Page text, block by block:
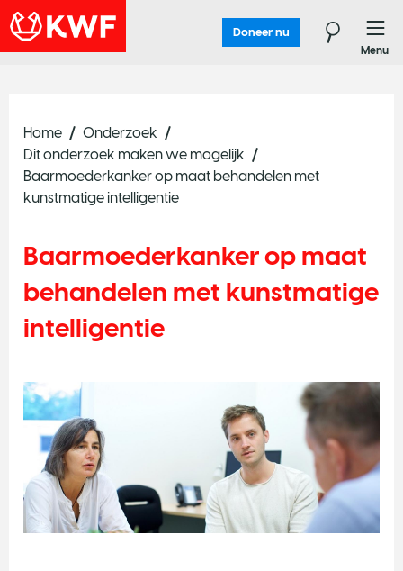
Doneer nu
Menu
Home
Onderzoek
Dit onderzoek maken we mogelijk
Baarmoederkanker op maat behandelen met
kunstmatige intelligentie
Baarmoederkanker op maat
behandelen met kunstmatige
intelligentie